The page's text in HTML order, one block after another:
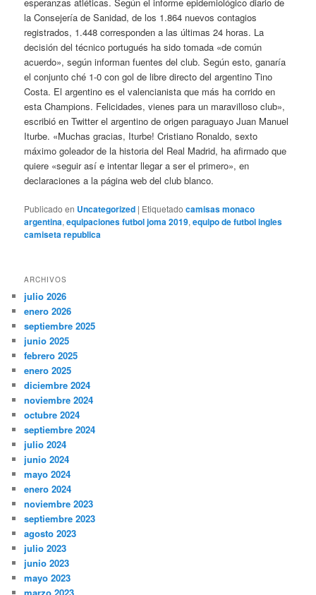
la Consejería de Sanidad, de los 1.864 nuevos contagios
registrados, 1.448 corresponden a las últimas 24 horas. La
decisión del técnico portugués ha sido tomada «de común
acuerdo», según informan fuentes del club. Según esto, ganaría
el conjunto ché 1-0 con gol de libre directo del argentino Tino
Costa. El argentino es el valencianista que más ha corrido en
esta Champions. Felicidades, vienes para un maravilloso club»,
escribió en Twitter el argentino de origen paraguayo Juan Manuel
Iturbe. «Muchas gracias, Iturbe! Cristiano Ronaldo, sexto
máximo goleador de la historia del Real Madrid, ha afirmado que
quiere «seguir así e intentar llegar a ser el primero», en
declaraciones a la página web del club blanco.
Publicado en Uncategorized | Etiquetado camisas monaco
argentina,equipaciones futbol joma 2019,equipo de futbol ingles
camiseta republica
ARCHIVOS
julio 2026
enero 2026
septiembre 2025
junio 2025
febrero 2025
enero 2025
diciembre 2024
noviembre 2024
octubre 2024
septiembre 2024
julio 2024
junio 2024
mayo 2024
enero 2024
noviembre 2023
septiembre 2023
agosto 2023
julio 2023
junio 2023
mayo 2023